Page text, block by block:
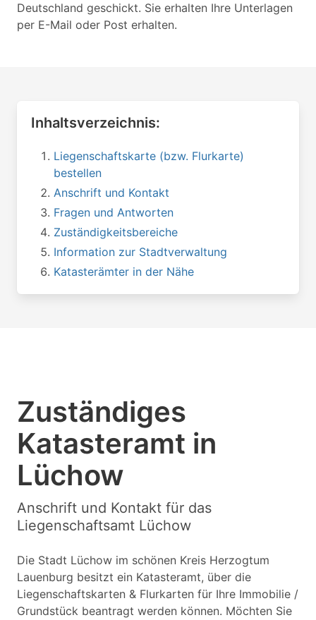
Deutschland geschickt. Sie erhalten Ihre Unterlagen
per E-Mail oder Post erhalten.
Inhaltsverzeichnis:
Liegenschaftskarte (bzw. Flurkarte)
bestellen
Anschrift und Kontakt
Fragen und Antworten
Zuständigkeitsbereiche
Information zur Stadtverwaltung
Katasterämter in der Nähe
Zuständiges
Katasteramt in
Lüchow
Anschrift und Kontakt für das
Liegenschaftsamt Lüchow
Die Stadt Lüchow im schönen Kreis Herzogtum
Lauenburg besitzt ein Katasteramt, über die
Liegenschaftskarten & Flurkarten für Ihre Immobilie /
Grundstück beantragt werden können. Möchten Sie